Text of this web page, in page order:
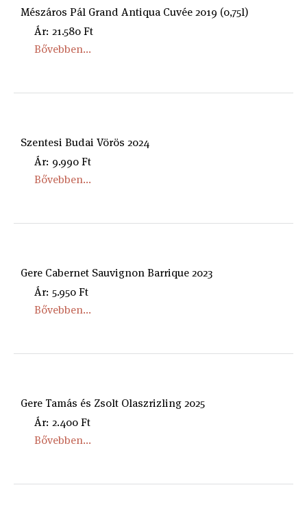
Mészáros Pál Grand Antiqua Cuvée 2019 (0,75l)
Ár: 21.580 Ft
Bővebben...
Szentesi Budai Vörös 2024
Ár: 9.990 Ft
Bővebben...
Gere Cabernet Sauvignon Barrique 2023
Ár: 5.950 Ft
Bővebben...
Gere Tamás és Zsolt Olaszrizling 2025
Ár: 2.400 Ft
Bővebben...